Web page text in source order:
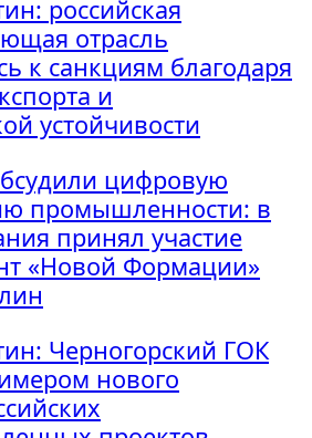
российская
отрасль
к санкциям благодаря
и
устойчивости
цифровую
промышленности: в
принял участие
«Новой Формации»
Черногорский ГОК
нового